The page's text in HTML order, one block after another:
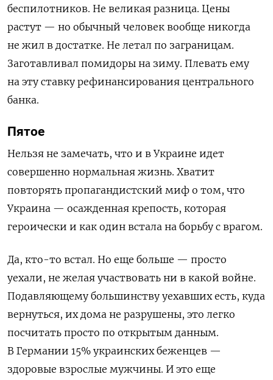
беспилотников. Не великая разница. Цены
растут — но обычный человек вообще никогда
не жил в достатке. Не летал по заграницам.
Заготавливал помидоры на зиму. Плевать ему
на эту ставку рефинансирования центрального
банка.
Пятое
Нельзя не замечать, что и в Украине идет
совершенно нормальная жизнь. Хватит
повторять пропагандистский миф о том, что
Украина — осажденная крепость, которая
героически и как один встала на борьбу с врагом.
Да, кто-то встал. Но еще больше — просто
уехали, не желая участвовать ни в какой войне.
Подавляющему большинству уехавших есть, куда
вернуться, их дома не разрушены, это легко
посчитать просто по открытым данным.
В Германии 15% украинских беженцев —
здоровые взрослые мужчины. И это еще